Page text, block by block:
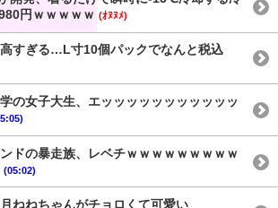
円ｗｗｗｗｗ (ｵﾇﾇﾒ)
高すぎる…L寸10個パックでなんと税込
学の女子大生、エッッッッッッッッッッッ
ンドの暴走族、レベチｗｗｗｗｗｗｗｗｗ
(05:02)
ねねちゃんがチョロくて可愛い